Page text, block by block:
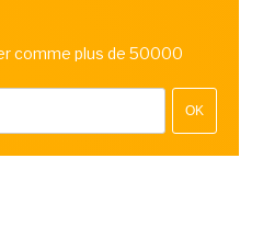
comme plus de 50000
OK